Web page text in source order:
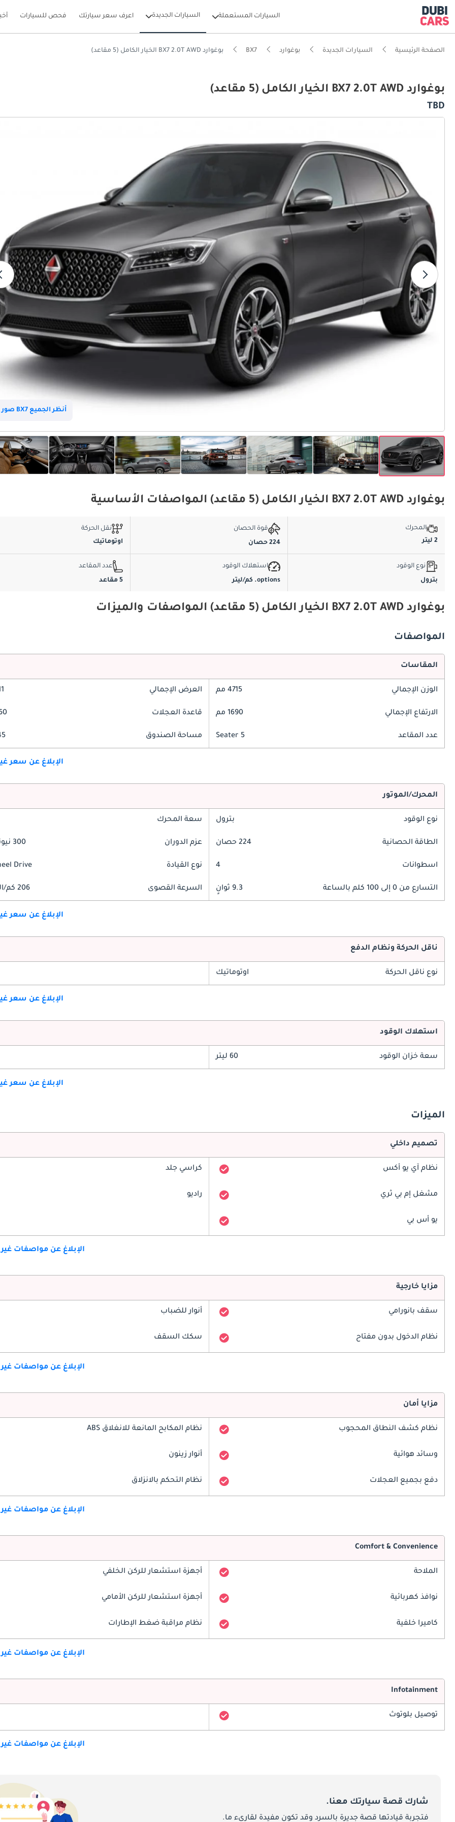
السيارات المستعملة السيارات الجديدة اعرف سعر سيارتك فحص للسيارات
الصفحة الرئيسية السيارات الجديدة بوغوارد BX7 بوغوارد BX7 2.0T AWD الخيار الكامل (5 مقاعد)
بوغوارد BX7 2.0T AWD الخيار الكامل (5 مقاعد)
TBD
أنظر الجميع BX7 صور
بوغوارد BX7 2.0T AWD الخيار الكامل (5 مقاعد) المواصفات الأساسية
المحرك
2 ليتر
قوة الحصان
224 حصان
نقل الحركة
اوتوماتيك
نوع الوقود
بترول
استهلاك الوقود
options. كم/ليتر
عدد المقاعد
5 مقاعد
بوغوارد BX7 2.0T AWD الخيار الكامل (5 مقاعد) المواصفات والميزات
المواصفات
المقاسات
الوزن الإجمالي 4715 مم العرض الإجمالي
الارتفاع الإجمالي 1690 مم قاعدة العجلات
عدد المقاعد 5 Seater مساحة الصندوق
الإبلاغ عن سعر
المحرك/الموتور
نوع الوقود بترول سعة المحرك
الطاقة الحصانية 224 حصان عزم الدوران 300 نيوتن-متر
اسطوانات 4 نوع القيادة Drive
التسارع من 0 إلى 100 كلم بالساعة 9.3 ثوانٍ السرعة القصوى 206 كم/الساعة
الإبلاغ عن سعر
ناقل الحركة ونظام الدفع
نوع ناقل الحركة اوتوماتيك
الإبلاغ عن سعر
استهلاك الوقود
سعة خزان الوقود 60 ليتر
الإبلاغ عن سعر
الميزات
تصميم داخلي
نظام آي يو أكس كراسي جلد
مشغل إم بي ثري راديو
يو أس بي
الإبلاغ عن مواصفات
مزايا خارجية
سقف بانورامي أنوار للضباب
نظام الدخول بدون مفتاح سكك السقف
الإبلاغ عن مواصفات
مزايا أمان
نظام كشف النطاق المحجوب نظام المكابح المانعة للانغلاق ABS
وسائد هوائية أنوار زينون
دفع بجميع العجلات نظام التحكم بالانزلاق
الإبلاغ عن مواصفات
Comfort & Convenience
الملاحة أجهزة استشعار للركن الخلفي
نوافذ كهربائية أجهزة استشعار للركن الأمامي
كاميرا خلفية نظام مراقبة ضغط الإطارات
الإبلاغ عن مواصفات
Infotainment
توصيل بلوتوث
الإبلاغ عن مواصفات
شارك قصة سيارتك معنا.
فتجربة قيادتها قصة جديرة بالسرد وقد تكون مفيدة لقارىء ما.